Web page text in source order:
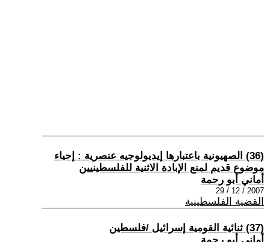
(36) الصهيونية باعتبارها إيديولوجيه عنصرية : إحياء
موضوع قديم لمنع الإبادة الاثنية للفلسطينيين
أماني أبو رحمة
2007 / 12 / 29
القضية الفلسطينية
(37) ثنائية القومية إسرائيل /فلسطين